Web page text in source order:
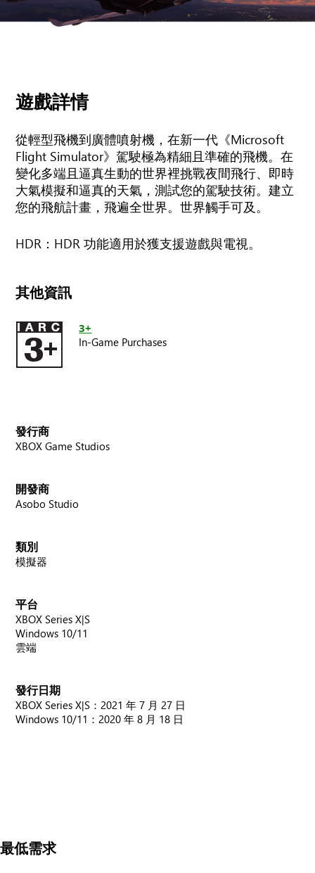
遊戲詳情
從輕型飛機到廣體噴射機，在新一代《Microsoft
Flight Simulator》駕駛極為精細且準確的飛機。在
變化多端且逼真生動的世界裡挑戰夜間飛行、即時
大氣模擬和逼真的天氣，測試您的駕駛技術。建立
您的飛航計畫，飛遍全世界。世界觸手可及。
HDR：HDR 功能適用於獲支援遊戲與電視。
其他資訊
3+
In-Game Purchases
發行商
XBOX Game Studios
開發商
Asobo Studio
類別
模擬器
平台
XBOX Series X|S
Windows 10/11
雲端
發行日期
XBOX Series X|S：2021 年 7 月 27 日
Windows 10/11：2020 年 8 月 18 日
最低需求